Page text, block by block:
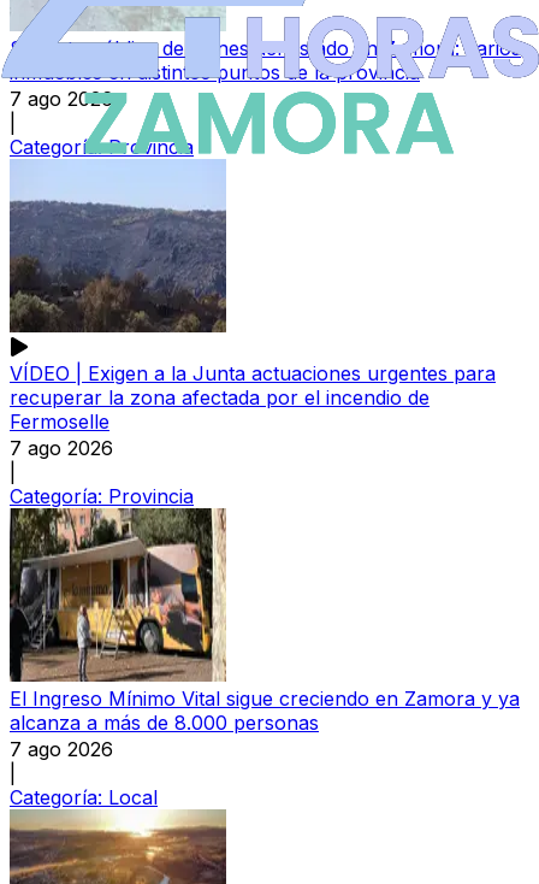
Subasta pública de bienes del Estado en Zamora: varios
inmuebles en distintos puntos de la provincia
7 ago 2026
Categoría:Provincia
VÍDEO | Exigen a la Junta actuaciones urgentes para
recuperar la zona afectada por el incendio de
Fermoselle
7 ago 2026
Categoría: Provincia
El Ingreso Mínimo Vital sigue creciendo en Zamora y ya
alcanza a más de 8.000 personas
7 ago 2026
Categoría: Local